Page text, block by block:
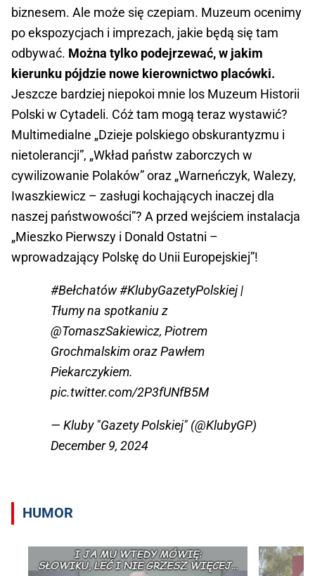
biznesem. Ale może się czepiam. Muzeum ocenimy
po ekspozycjach i imprezach, jakie będą się tam
odbywać. Można tylko podejrzewać, w jakim
kierunku pójdzie nowe kierownictwo placówki.
Jeszcze bardziej niepokoi mnie los Muzeum Historii
Polski w Cytadeli. Cóż tam mogą teraz wystawić?
Multimedialne „Dzieje polskiego obskurantyzmu i
nietolerancji”, „Wkład państw zaborczych w
cywilizowanie Polaków” oraz „Warneńczyk, Walezy,
Iwaszkiewicz – zasługi kochających inaczej dla
naszej państwowości”? A przed wejściem instalacja
„Mieszko Pierwszy i Donald Ostatni –
wprowadzający Polskę do Unii Europejskiej”!
#Bełchatów#KlubyGazetyPolskiej|
Tłumy na spotkaniu z
@TomaszSakiewicz, Piotrem
Grochmalskim oraz Pawłem
Piekarczykiem.
pic.twitter.com/2P3fUNfB5M
— Kluby "Gazety Polskiej" (@KlubyGP)
December 9, 2024
HUMOR